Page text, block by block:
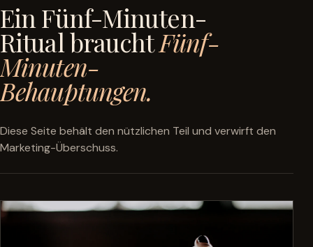
Ein Fünf-Minuten-
Ritual brauchtFünf-
Minuten-
Behauptungen.
Diese Seite behält den nützlichen Teil und verwirft den
Marketing-Überschuss.